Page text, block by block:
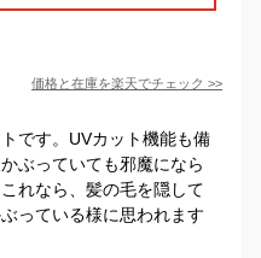
価格と在庫を楽天でチェック >>
です。UVカット機能も備
ぶっていても邪魔になら
れなら、髪の毛を隠して
っている様に思われます